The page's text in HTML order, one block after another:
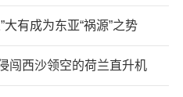
大有成为东亚“祸源”之势
闯西沙领空的荷兰直升机